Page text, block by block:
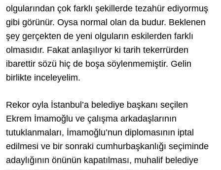
olgularından çok farklı şekillerde tezahür ediyormuş
gibi görünür. Oysa normal olan da budur. Beklenen
şey gerçekten de yeni olguların eskilerden farklı
olmasıdır. Fakat anlaşılıyor ki tarih tekerrürden
ibarettir sözü hiç de boşa söylenmemiştir. Gelin
birlikte inceleyelim.
Rekor oyla İstanbul’a belediye başkanı seçilen
Ekrem İmamoğlu ve çalışma arkadaşlarının
tutuklanmaları, İmamoğlu’nun diplomasının iptal
edilmesi ve bir sonraki cumhurbaşkanlığı seçiminde
adaylığının önünün kapatılması, muhalif belediye